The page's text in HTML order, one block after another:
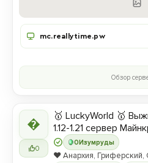
mc.reallytime.pw
Обзор

0
0Изумруды
🥇 LuckyWorld 🥇
1.12-1.21 сервер
❤️ Анархия,